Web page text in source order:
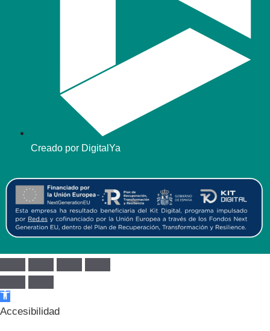
Creado por DigitalYa
Abrir barra de herramientas
Accesibilidad